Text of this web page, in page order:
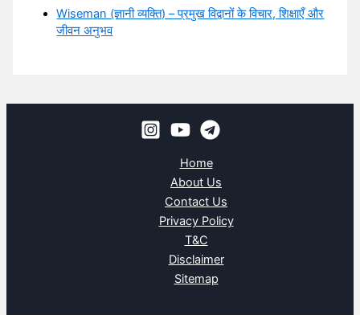
Wiseman (ज्ञानी व्यक्ति) – प्रमुख विद्वानों के विचार, शिक्षाएँ और
जीवन अनुभव
Home
About Us
Contact Us
Privacy Policy
T&C
Disclaimer
Sitemap